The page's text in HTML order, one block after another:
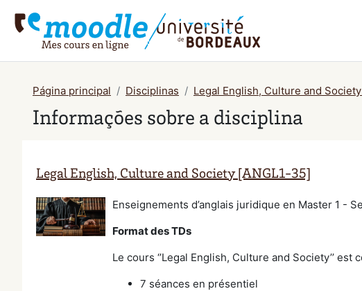
Página principal Disciplinas Legal English, Culture and
Informações sobre a disciplina
Legal English, Culture and Society [ANGL1-35]
Enseignements d’anglais juridique en Master 1 -
Format des TDs
Le cours ‘’Legal English, Culture and Society’’
7 séances en présentiel